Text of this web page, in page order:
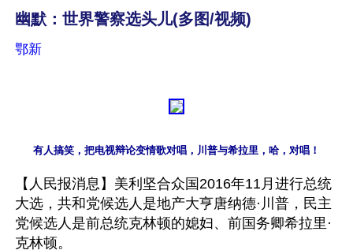
幽默：世界警察选头儿(多图/视频)
鄂新
有人搞笑，把电视辩论变情歌对唱，川普与希拉里，哈，对唱！
【人民报消息】美利坚合众国2016年11月进行总统
大选，共和党候选人是地产大亨唐纳德·川普，民主
党候选人是前总统克林顿的媳妇、前国务卿希拉里·
克林顿。